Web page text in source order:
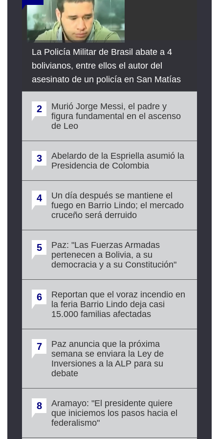
La Policía Militar de Brasil abate a 4
bolivianos, entre ellos el autor del
asesinato de un policía en San Matías
2
Murió Jorge Messi, el padre y
figura fundamental en el ascenso
de Leo
3
Abelardo de la Espriella asumió la
Presidencia de Colombia
4
Un día después se mantiene el
fuego en Barrio Lindo; el mercado
cruceño será derruido
5
Paz: "Las Fuerzas Armadas
pertenecen a Bolivia, a su
democracia y a su Constitución"
6
Reportan que el voraz incendio en
la feria Barrio Lindo deja casi
15.000 familias afectadas
7
Paz anuncia que la próxima
semana se enviara la Ley de
Inversiones a la ALP para su
debate
8
Aramayo: "El presidente quiere
que iniciemos los pasos hacia el
federalismo"